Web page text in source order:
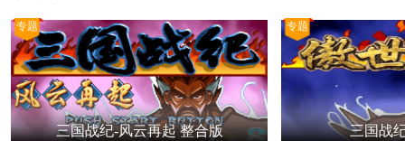
专题
三国战纪-风云再起 整合版
专题
三国战